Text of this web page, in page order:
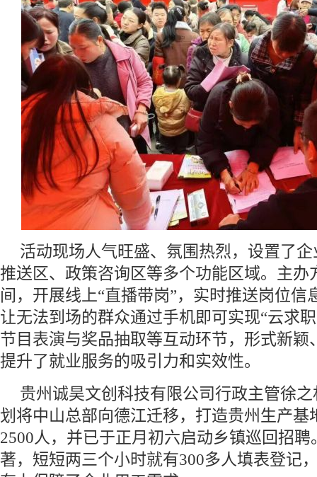
活动现场人气旺盛、氛围热烈，设置了
推送区、政策咨询区等多个功能区域。主办
间，开展线上“直播带岗”，实时推送岗位信
让无法到场的群众通过手机即可实现“云求
节目表演与奖品抽取等互动环节，形式新颖
提升了就业服务的吸引力和实效性。
贵州诚昊文创科技有限公司行政主管徐
划将中山总部向德江迁移，打造贵州生产基
2500人，并已于正月初六启动乡镇巡回招
著，短短两三个小时就有300多人填表登记